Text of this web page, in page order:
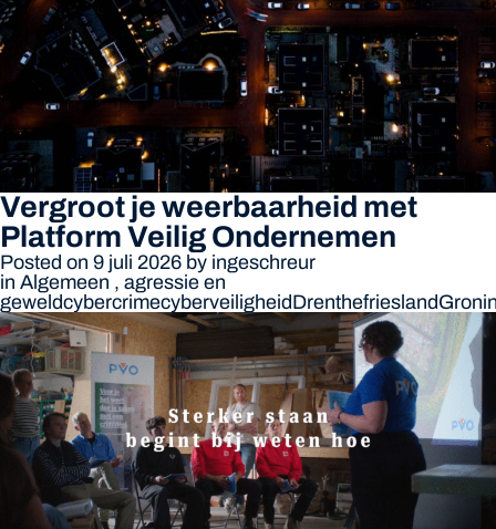
Vergroot je weerbaarheid met
Platform Veilig Ondernemen
Posted on 9 juli 2026 by ingeschreur
in Algemeen , agressie en
geweldcybercrimecyberveiligheidDrenthefriesland